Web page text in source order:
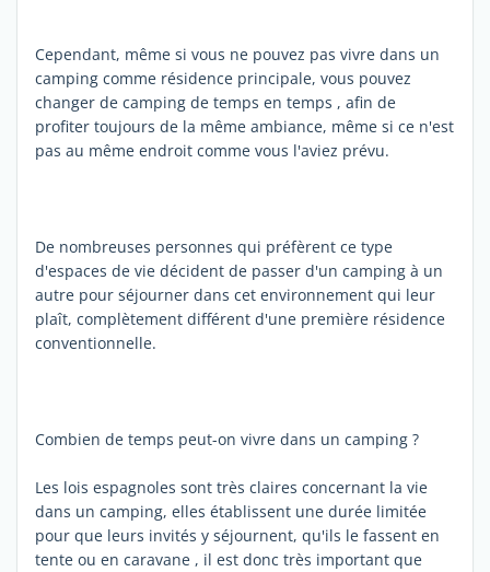
Cependant, même si vous ne pouvez pas vivre dans un
camping comme résidence principale, vous pouvez
changer de camping de temps en temps , afin de
profiter toujours de la même ambiance, même si ce n'est
pas au même endroit comme vous l'aviez prévu.
De nombreuses personnes qui préfèrent ce type
d'espaces de vie décident de passer d'un camping à un
autre pour séjourner dans cet environnement qui leur
plaît, complètement différent d'une première résidence
conventionnelle.
Combien de temps peut-on vivre dans un camping ?
Les lois espagnoles sont très claires concernant la vie
dans un camping, elles établissent une durée limitée
pour que leurs invités y séjournent, qu'ils le fassent en
tente ou en caravane , il est donc très important que